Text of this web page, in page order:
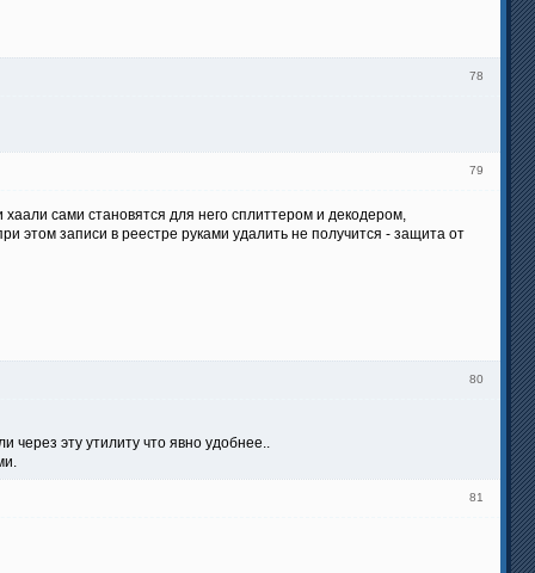
78
79
сами становятся для него сплиттером и декодером,
этом записи в реестре руками удалить не получится - защита от
80
через эту утилиту что явно удобнее..
81